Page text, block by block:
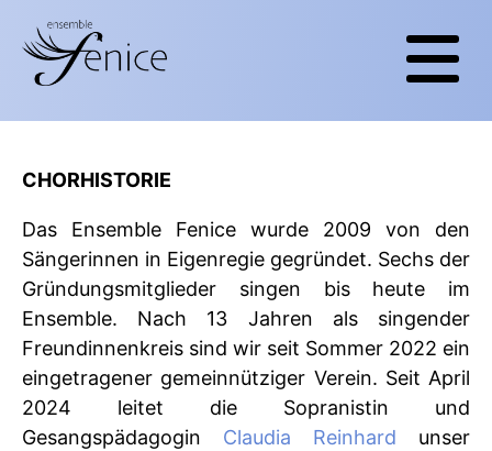
CHORHISTORIE
Das Ensemble Fenice wurde 2009 von den
Sängerinnen in Eigenregie gegründet. Sechs der
Gründungsmitglieder singen bis heute im
Ensemble. Nach 13 Jahren als singender
Freundinnenkreis sind wir seit Sommer 2022 ein
eingetragener gemeinnütziger Verein. Seit April
2024 leitet die Sopranistin und
Gesangspädagogin Claudia Reinhard unser